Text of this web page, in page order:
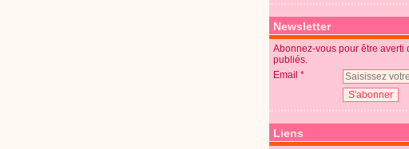
Newsletter
Abonnez-vous pour être averti
publiés.
Email
Liens